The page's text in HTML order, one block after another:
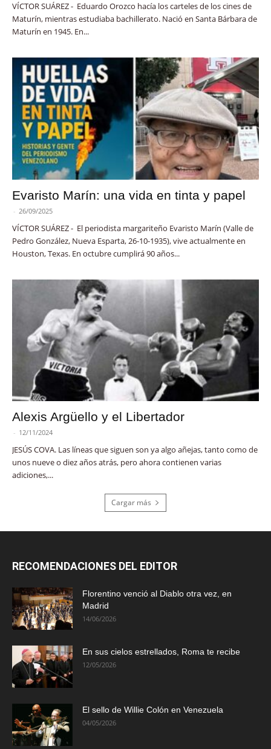
VÍCTOR SUÁREZ - Eduardo Orozco hacía los carteles de los cines de
Maturín, mientras estudiaba bachillerato. Nació en Santa Bárbara de
Maturín en 1945. En...
Evaristo Marín: una vida en tinta y papel
- 26/09/2025
VÍCTOR SUÁREZ - El periodista margariteño Evaristo Marín (Valle de
Pedro González, Nueva Esparta, 26-10-1935), vive actualmente en
Houston, Texas. En octubre cumplirá 90 años...
Alexis Argüello y el Libertador
- 12/11/2024
JESÚS COVA. Las líneas que siguen son ya algo añejas, tanto como de
unos nueve o diez años atrás, pero ahora contienen varias
adiciones,...
Cargar más
RECOMENDACIONES DEL EDITOR
Florentino venció al Diablo otra vez, en
Madrid
14/06/2026
En sus cielos estrellados, Roma te recibe
12/05/2026
El sello de Willie Colón en Venezuela
04/05/2026